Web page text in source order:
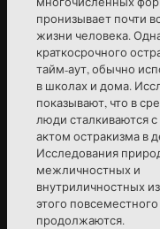
пронизывает почти
жизни человека.
краткосрочного
тайм-аут, обычно
в школах и дома.
показывают, что в
люди сталкиваются
актом остракизма в
Исследования
межличностных и
внутриличностных
этого
продолжаются.